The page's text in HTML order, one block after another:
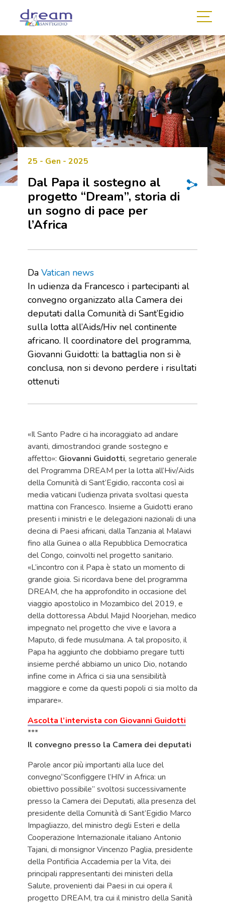
25 - Gen - 2025
Dal Papa il sostegno al
progetto “Dream”, storia di
un sogno di pace per
l’Africa
Da Vatican news
In udienza da Francesco i partecipanti al
convegno organizzato alla Camera dei
deputati dalla Comunità di Sant’Egidio
sulla lotta all’Aids/Hiv nel continente
africano. Il coordinatore del programma,
Giovanni Guidotti: la battaglia non si è
conclusa, non si devono perdere i risultati
ottenuti
«Il Santo Padre ci ha incoraggiato ad andare
avanti, dimostrandoci grande sostegno e
affetto»: Giovanni Guidotti, segretario generale
del Programma DREAM per la lotta all’Hiv/Aids
della Comunità di Sant’Egidio, racconta così ai
media vaticani l’udienza privata svoltasi questa
mattina con Francesco. Insieme a Guidotti erano
presenti i ministri e le delegazioni nazionali di una
decina di Paesi africani, dalla Tanzania al Malawi
fino alla Guinea o alla Repubblica Democratica
del Congo, coinvolti nel progetto sanitario.
«L’incontro con il Papa è stato un momento di
grande gioia. Si ricordava bene del programma
DREAM, che ha approfondito in occasione del
viaggio apostolico in Mozambico del 2019, e
della dottoressa Abdul Majid Noorjehan, medico
impegnato nel progetto che vive e lavora a
Maputo, di fede musulmana. A tal proposito, il
Papa ha aggiunto che dobbiamo pregare tutti
insieme perché abbiamo un unico Dio, notando
infine come in Africa ci sia una sensibilità
maggiore e come da questi popoli ci sia molto da
imparare».
Ascolta l’intervista con Giovanni Guidotti
***
Il convegno presso la Camera dei deputati
Parole ancor più importanti alla luce del
convegno“Sconfiggere l’HIV in Africa: un
obiettivo possibile” svoltosi successivamente
presso la Camera dei Deputati, alla presenza del
presidente della Comunità di Sant’Egidio Marco
Impagliazzo, del ministro degli Esteri e della
Cooperazione Internazionale italiano Antonio
Tajani, di monsignor Vincenzo Paglia, presidente
della Pontificia Accademia per la Vita, dei
principali rappresentanti dei ministeri della
Salute, provenienti dai Paesi in cui opera il
progetto DREAM, tra cui il ministro della Sanità